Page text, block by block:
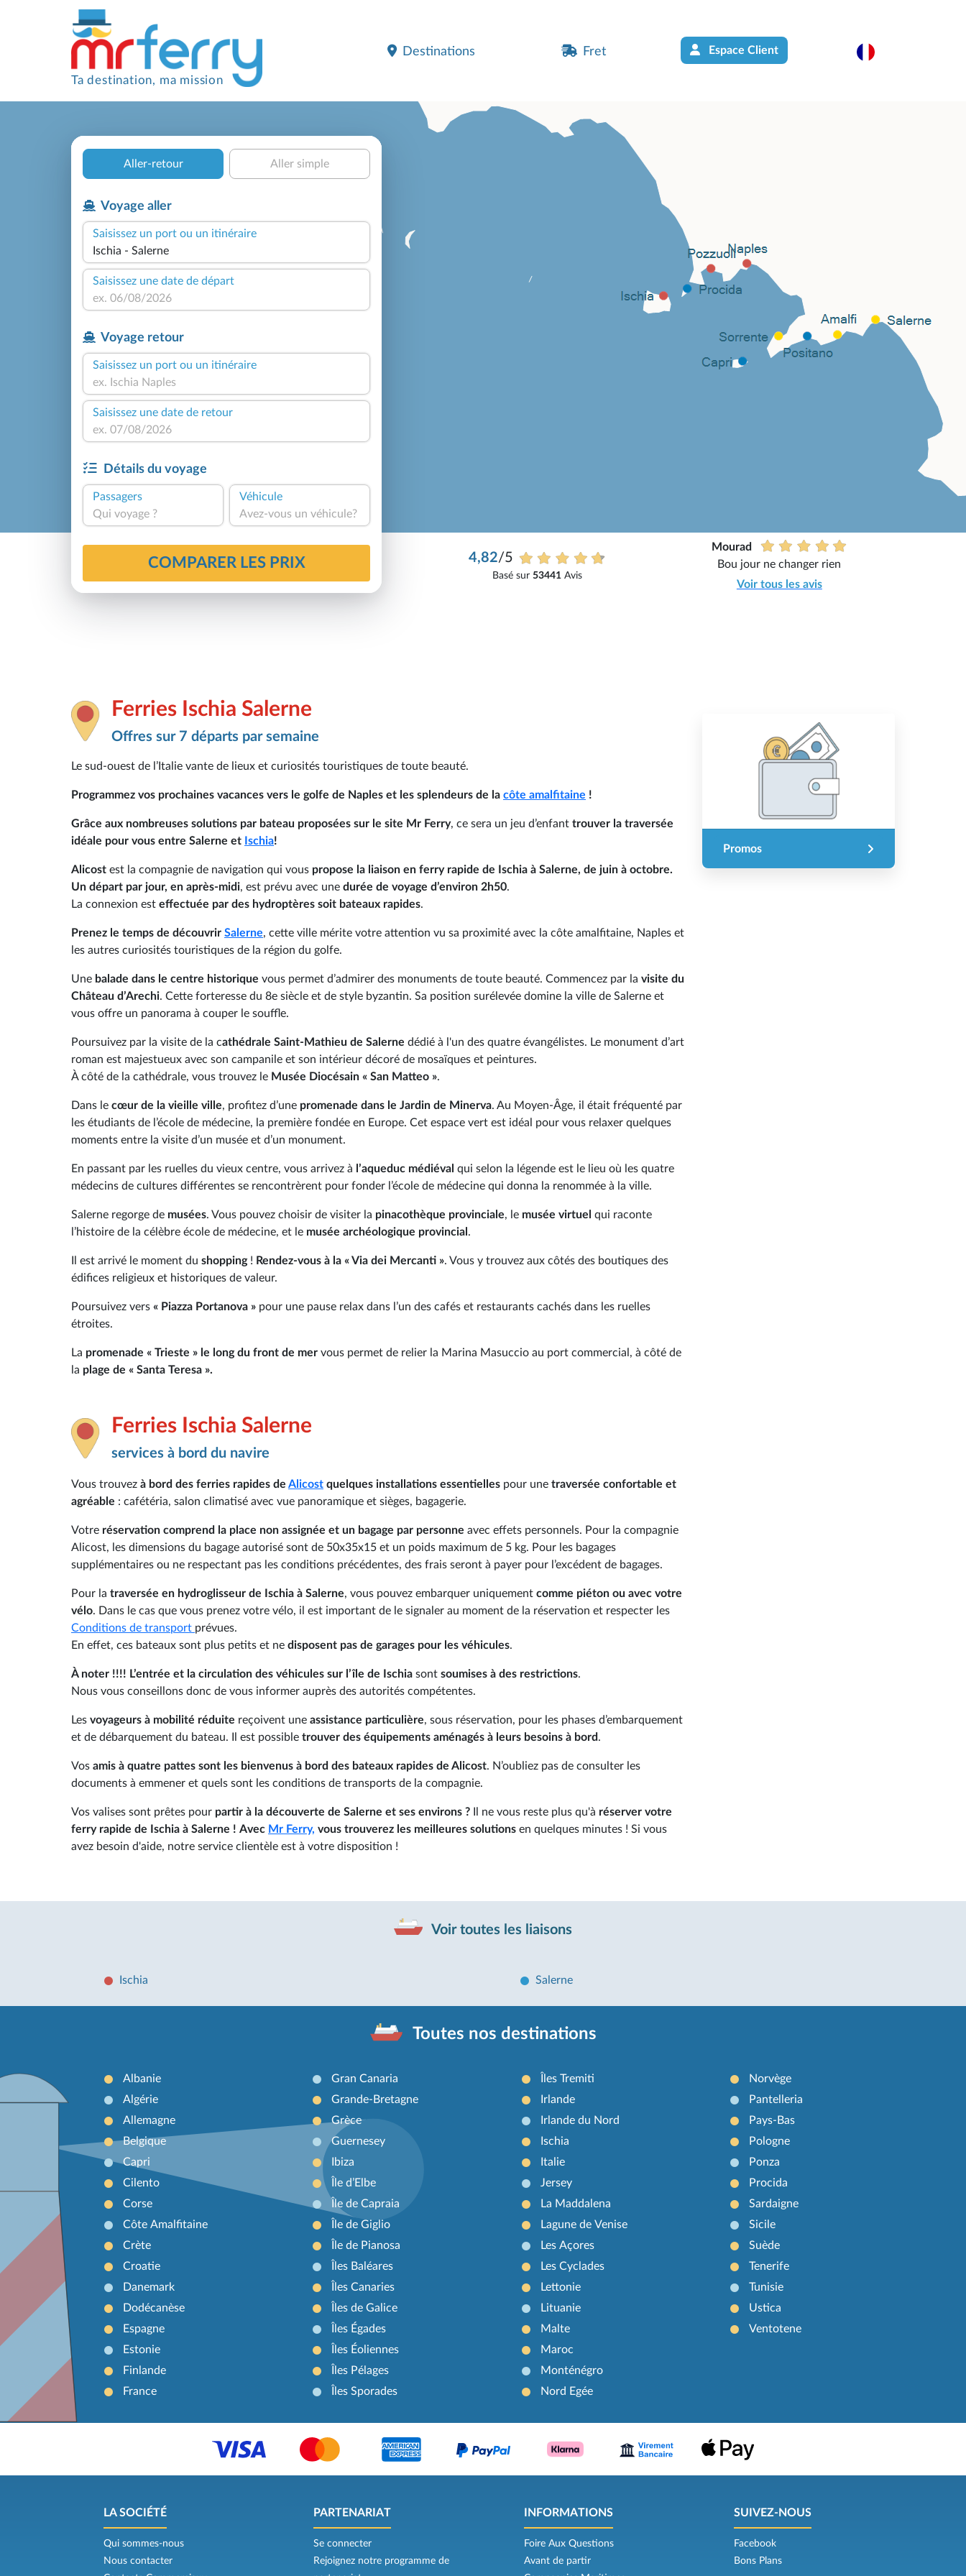
Ta destination, ma mission
Destinations Fret Espace Client
Aller-retour Aller simple
Voyage aller
Saisissez un port ou un itinéraire
Saisissez une date de départ
Voyage retour
Saisissez un port ou un itinéraire
Saisissez une date de retour
Détails du voyage
Passagers
Qui voyage ?
Véhicule
Avez-vous un véhicule?
COMPARER LES PRIX 4,82/5
Basé sur 53441Avis
Mourad
Bou jour ne changer rien
Voir tous les avis
Ferries Ischia Salerne
Offres sur 7 départs par semaine
Le sud-ouest de l’Italie vante de lieux et curiosités touristiques de toute beauté.
Programmez vos prochaines vacances vers le golfe de Naples et les splendeurs de la côte amalfitaine !
Grâce aux nombreuses solutions par bateau proposées sur le site Mr Ferry, ce sera un jeu d’enfant trouver la traversée
idéale pour vous entre Salerne et Ischia!
Alicost est la compagnie de navigation qui vous propose la liaison en ferry rapide de Ischia à Salerne, de juin à octobre.
Un départ par jour, en après-midi, est prévu avec une durée de voyage d’environ 2h50.
La connexion est effectuée par des hydroptères soit bateaux rapides.
Prenez le temps de découvrir Salerne, cette ville mérite votre attention vu sa proximité avec la côte amalfitaine, Naples et
les autres curiosités touristiques de la région du golfe.
Une balade dans le centre historique vous permet d’admirer des monuments de toute beauté. Commencez par la visite du
Château d’Arechi. Cette forteresse du 8e siècle et de style byzantin. Sa position surélevée domine la ville de Salerne et
vous offre un panorama à couper le souffle.
Poursuivez par la visite de la cathédrale Saint-Mathieu de Salerne dédié à l'un des quatre évangélistes. Le monument d’art
roman est majestueux avec son campanile et son intérieur décoré de mosaïques et peintures.
À côté de la cathédrale, vous trouvez le Musée Diocésain « San Matteo ».
Dans le cœur de la vieille ville, profitez d’une promenade dans le Jardin de Minerva. Au Moyen-Âge, il était fréquenté par
les étudiants de l’école de médecine, la première fondée en Europe. Cet espace vert est idéal pour vous relaxer quelques
moments entre la visite d’un musée et d’un monument.
En passant par les ruelles du vieux centre, vous arrivez à l’aqueduc médiéval qui selon la légende est le lieu où les quatre
médecins de cultures différentes se rencontrèrent pour fonder l’école de médecine qui donna la renommée à la ville.
Salerne regorge de musées. Vous pouvez choisir de visiter la pinacothèque provinciale, le musée virtuel qui raconte
l’histoire de la célèbre école de médecine, et le musée archéologique provincial .
Il est arrivé le moment du shopping ! Rendez-vous à la « Via dei Mercanti ». Vous y trouvez aux côtés des boutiques des
édifices religieux et historiques de valeur.
Poursuivez vers « Piazza Portanova » pour une pause relax dans l’un des cafés et restaurants cachés dans les ruelles
étroites.
La promenade « Trieste » le long du front de mer vous permet de relier la Marina Masuccio au port commercial, à côté de
la plage de « Santa Teresa ».
Ferries Ischia Salerne
services à bord du navire
Vous trouvez à bord des ferries rapides de Alicost quelques installations essentielles pour une traversée confortable et
agréable : cafétéria, salon climatisé avec vue panoramique et sièges, bagagerie.
Votre réservation comprend la place non assignée et un bagage par personne avec effets personnels. Pour la compagnie
Alicost, les dimensions du bagage autorisé sont de 50x35x15 et un poids maximum de 5 kg. Pour les bagages
supplémentaires ou ne respectant pas les conditions précédentes, des frais seront à payer pour l’excédent de bagages.
Pour la traversée en hydroglisseur de Ischia à Salerne, vous pouvez embarquer uniquement comme piéton ou avec votre
vélo. Dans le cas que vous prenez votre vélo, il est important de le signaler au moment de la réservation et respecter les
Conditions de transport prévues.
En effet, ces bateaux sont plus petits et ne disposent pas de garages pour les véhicules.
À noter !!!! L’entrée et la circulation des véhicules sur l’île de Ischia sont soumises à des restrictions.
Nous vous conseillons donc de vous informer auprès des autorités compétentes.
Les voyageurs à mobilité réduite reçoivent une assistance particulière, sous réservation, pour les phases d’embarquement
et de débarquement du bateau. Il est possible trouver des équipements aménagés à leurs besoins à bord.
Vos amis à quatre pattes sont les bienvenus à bord des bateaux rapides de Alicost. N’oubliez pas de consulter les
documents à emmener et quels sont les conditions de transports de la compagnie.
Vos valises sont prêtes pour partir à la découverte de Salerne et ses environs ? Il ne vous reste plus qu'à réserver votre
ferry rapide de Ischia à Salerne ! Avec Mr Ferry, vous trouverez les meilleures solutions en quelques minutes ! Si vous
avez besoin d'aide, notre service clientèle est à votre disposition !
Promos
Voir toutes les liaisons
Ischia Salerne
Toutes nos destinations
Albanie
Algérie
Allemagne
Belgique
Capri
Cilento
Corse
Côte Amalfitaine
Crète
Croatie
Danemark
Dodécanèse
Espagne
Estonie
Finlande
France
Gran Canaria
Grande-Bretagne
Grèce
Guernesey
Ibiza
Île d’Elbe
Île de Capraia
Île de Giglio
Île de Pianosa
Îles Baléares
Îles Canaries
Îles de Galice
Îles Égades
Îles Éoliennes
Îles Pélages
Îles Sporades
Îles Tremiti
Irlande
Irlande du Nord
Ischia
Italie
Jersey
La Maddalena
Lagune de Venise
Les Açores
Les Cyclades
Lettonie
Lituanie
Malte
Maroc
Monténégro
Nord Egée
Norvège
Pantelleria
Pays-Bas
Pologne
Ponza
Procida
Sardaigne
Sicile
Suède
Tenerife
Tunisie
Ustica
Ventotene
LA SOCIÉTÉ
Qui sommes-nous
Nous contacter
PARTENARIAT
Se connecter
Rejoignez notre programme de
INFORMATIONS
Foire Aux Questions
Avant de partir
SUIVEZ-NOUS
Facebook
Bons Plans